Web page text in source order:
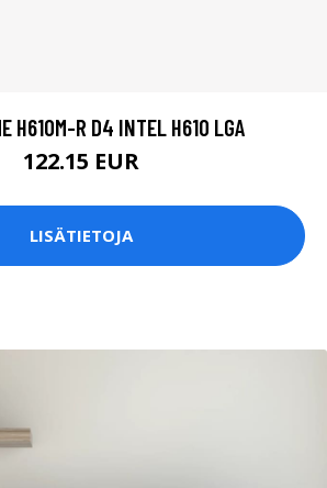
H610M-R D4 INTEL H610 LGA
122.15 EUR
LISÄTIETOJA